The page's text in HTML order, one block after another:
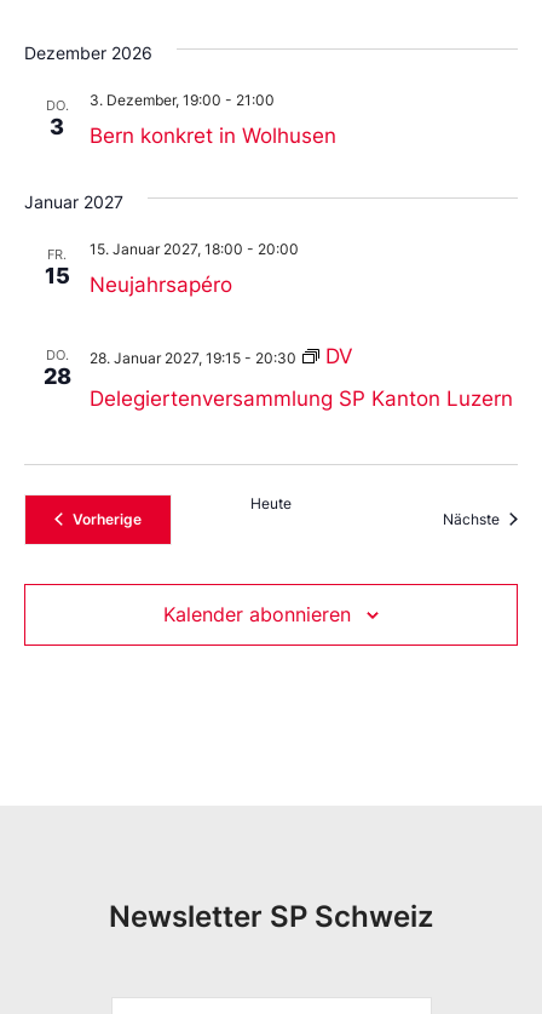
Dezember 2026
DO.
3 Bern konkret in Wolhusen
3. Dezember, 19:00 - 21:00
Januar 2027
FR.
15 Neujahrsapéro
15. Januar 2027, 18:00 - 20:00
DO.
28
Delegiertenversammlung SP Kanton Luzern
28. Januar 2027, 19:15 - 20:30 DV
VorherigeVeranstaltungen
Heute
Nächste
Kalender abonnieren
Newsletter SP Schweiz
*